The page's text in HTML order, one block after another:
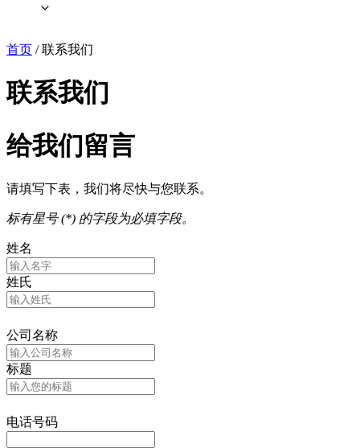
首页 / 联系我们
联系我们
给我们留言
请填写下表，我们将尽快与您联系。
标有星号 (*) 的字段为必填字段。
姓名
姓氏
公司名称
标题
电话号码